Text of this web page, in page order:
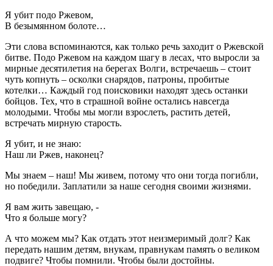
Я убит подо Ржевом,
В безымянном болоте…
Эти слова вспоминаются, как только речь заходит о Ржевской
битве. Подо Ржевом на каждом шагу в лесах, что выросли за
мирные десятилетия на берегах Волги, встречаешь – стоит
чуть копнуть – осколки снарядов, патроны, пробитые
котелки… Каждый год поисковики находят здесь останки
бойцов. Тех, что в страшной войне остались навсегда
молодыми. Чтобы мы могли взрослеть, растить детей,
встречать мирную старость.
Я убит, и не знаю:
Наш ли Ржев, наконец?
Мы знаем – наш! Мы живем, потому что они тогда погибли,
но победили. Заплатили за наше сегодня своими жизнями.
Я вам жить завещаю, -
Что я больше могу?
А что можем мы? Как отдать этот неизмеримый долг? Как
передать нашим детям, внукам, правнукам память о великом
подвиге? Чтобы помнили. Чтобы были достойны.